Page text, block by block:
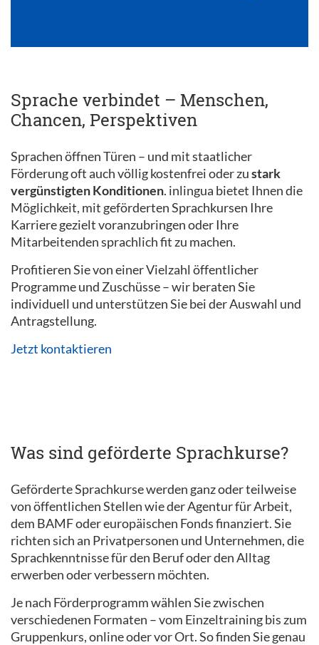
Sprache verbindet – Menschen,
Chancen, Perspektiven
Sprachen öffnen Türen – und mit staatlicher
Förderung oft auch völlig kostenfrei oder zustark
vergünstigten Konditionen. inlingua bietet Ihnen die
Möglichkeit, mit geförderten Sprachkursen Ihre
Karriere gezielt voranzubringen oder Ihre
Mitarbeitenden sprachlich fit zu machen.
Profitieren Sie von einer Vielzahl öffentlicher
Programme und Zuschüsse – wir beraten Sie
individuell und unterstützen Sie bei der Auswahl und
Antragstellung.
Jetzt kontaktieren
Was sind geförderte Sprachkurse?
Geförderte Sprachkurse werden ganz oder teilweise
von öffentlichen Stellen wie der Agentur für Arbeit,
dem BAMF oder europäischen Fonds finanziert. Sie
richten sich an Privatpersonen und Unternehmen, die
Sprachkenntnisse für den Beruf oder den Alltag
erwerben oder verbessern möchten.
Je nach Förderprogramm wählen Sie zwischen
verschiedenen Formaten – vom Einzeltraining bis zum
Gruppenkurs, online oder vor Ort. So finden Sie genau